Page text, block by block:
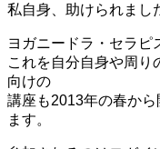
私自身、助けられまし
ヨガニードラ・セラピ
これを自分自身や周り
向けの
講座も2013年の春か
ます。